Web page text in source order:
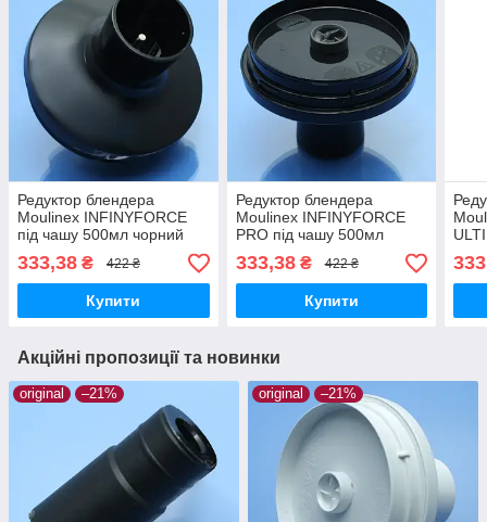
Редуктор блендера
Moulinex INFINYFORCE
під чашу 500мл чорний
333,38 ₴ 422 ₴
Купити
Редуктор блендера
Moulinex INFINYFORCE
PRO під чашу 500мл
чорний
333,38₴ 422 ₴
Купити
Акційні пропозиції та новинки
original –21% original –21%